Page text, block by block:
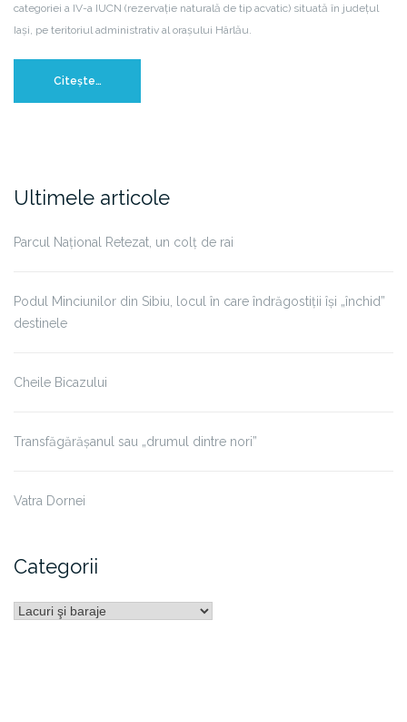
categoriei a IV-a IUCN (rezervație naturală de tip acvatic) situată în județul
Iași, pe teritoriul administrativ al orașului Hârlău.
Citește…
Ultimele articole
Parcul Național Retezat, un colț de rai
Podul Minciunilor din Sibiu, locul în care îndrăgostiții își „închid”
destinele
Cheile Bicazului
Transfăgărășanul sau „drumul dintre nori”
Vatra Dornei
Categorii
Categorii